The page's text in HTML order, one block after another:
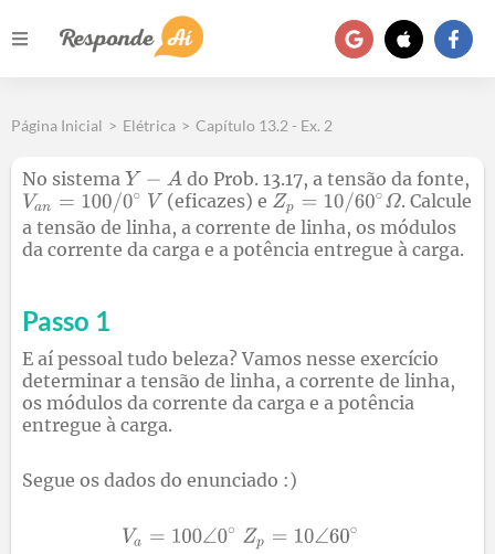
Página Inicial > Elétrica > Capítulo 13.2 - Ex. 2
No sistema
do Prob. 13.17, a tensão da fonte,
(eficazes) e
. Calcule
a tensão de linha, a corrente de linha, os módulos
da corrente da carga e a potência entregue à carga.
Passo 1
E aí pessoal tudo beleza? Vamos nesse exercício
determinar a tensão de linha, a corrente de linha,
os módulos da corrente da carga e a potência
entregue à carga.
Segue os dados do enunciado :)